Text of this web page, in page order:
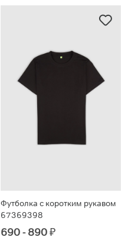
Футболка с коротким рукавом
67369398
690 - 890₽